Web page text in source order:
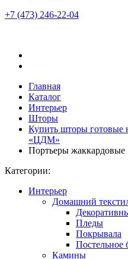
+7 (473) 246-22-04
Главная
Каталог
Интерьер
Шторы
Купить шторы готовые
«ЦДМ»
Портьеры жаккардовые
Категории:
Интерьер
Домашний
Пледы
Покрывала
Постельное
Камины